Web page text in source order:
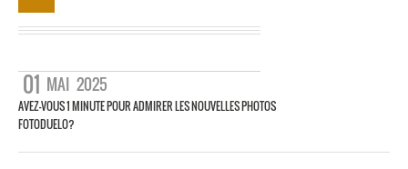
01 MAI 2025
AVEZ-VOUS 1 MINUTE POUR ADMIRER LES NOUVELLES PHOTOS
FOTODUELO?